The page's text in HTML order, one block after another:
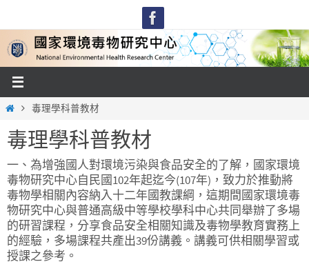
content
Home毒理學科普教材
毒理學科普教材
一、為增強國人對環境污染與食品安全的了解，國家環境
毒物研究中心自民國102年起迄今(107年)，致力於推動將
毒物學相關內容納入十二年國教課綱，這期間國家環境毒
物研究中心與普通高級中等學校學科中心共同舉辦了多場
的研習課程，分享食品安全相關知識及毒物學教育實務上
的經驗，多場課程共產出39份講義。講義可供相關學習或
授課之參考。